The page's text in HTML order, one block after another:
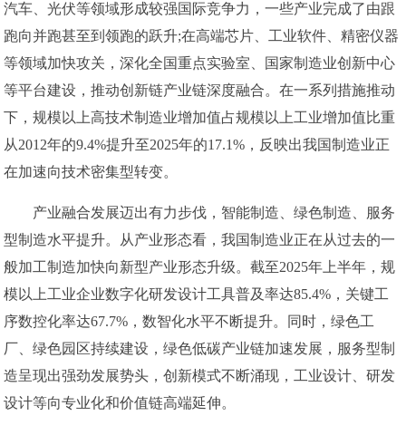
汽车、光伏等领域形成较强国际竞争力，一些产业完成了由跟
跑向并跑甚至到领跑的跃升;在高端芯片、工业软件、精密仪器
等领域加快攻关，深化全国重点实验室、国家制造业创新中心
等平台建设，推动创新链产业链深度融合。在一系列措施推动
下，规模以上高技术制造业增加值占规模以上工业增加值比重
从2012年的9.4%提升至2025年的17.1%，反映出我国制造业正
在加速向技术密集型转变。
产业融合发展迈出有力步伐，智能制造、绿色制造、服务
型制造水平提升。从产业形态看，我国制造业正在从过去的一
般加工制造加快向新型产业形态升级。截至2025年上半年，规
模以上工业企业数字化研发设计工具普及率达85.4%，关键工
序数控化率达67.7%，数智化水平不断提升。同时，绿色工
厂、绿色园区持续建设，绿色低碳产业链加速发展，服务型制
造呈现出强劲发展势头，创新模式不断涌现，工业设计、研发
设计等向专业化和价值链高端延伸。